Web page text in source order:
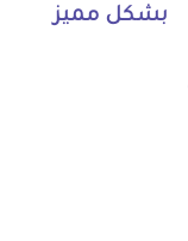
بشكل مميز